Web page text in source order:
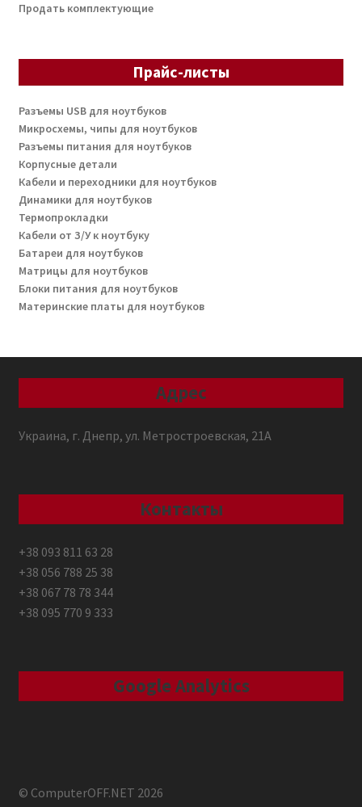
Продать комплектующие
Прайс-листы
Разъемы USB для ноутбуков
Микросхемы, чипы для ноутбуков
Разъемы питания для ноутбуков
Корпусные детали
Кабели и переходники для ноутбуков
Динамики для ноутбуков
Термопрокладки
Кабели от З/У к ноутбуку
Батареи для ноутбуков
Матрицы для ноутбуков
Блоки питания для ноутбуков
Материнские платы для ноутбуков
Адрес
Украина, г. Днепр, ул. Метростроевская, 21А
Контакты
+38 093 811 63 28
+38 056 788 25 38
+38 067 78 78 344
+38 095 770 9 333
Google Analytics
© ComputerOFF.NET 2026